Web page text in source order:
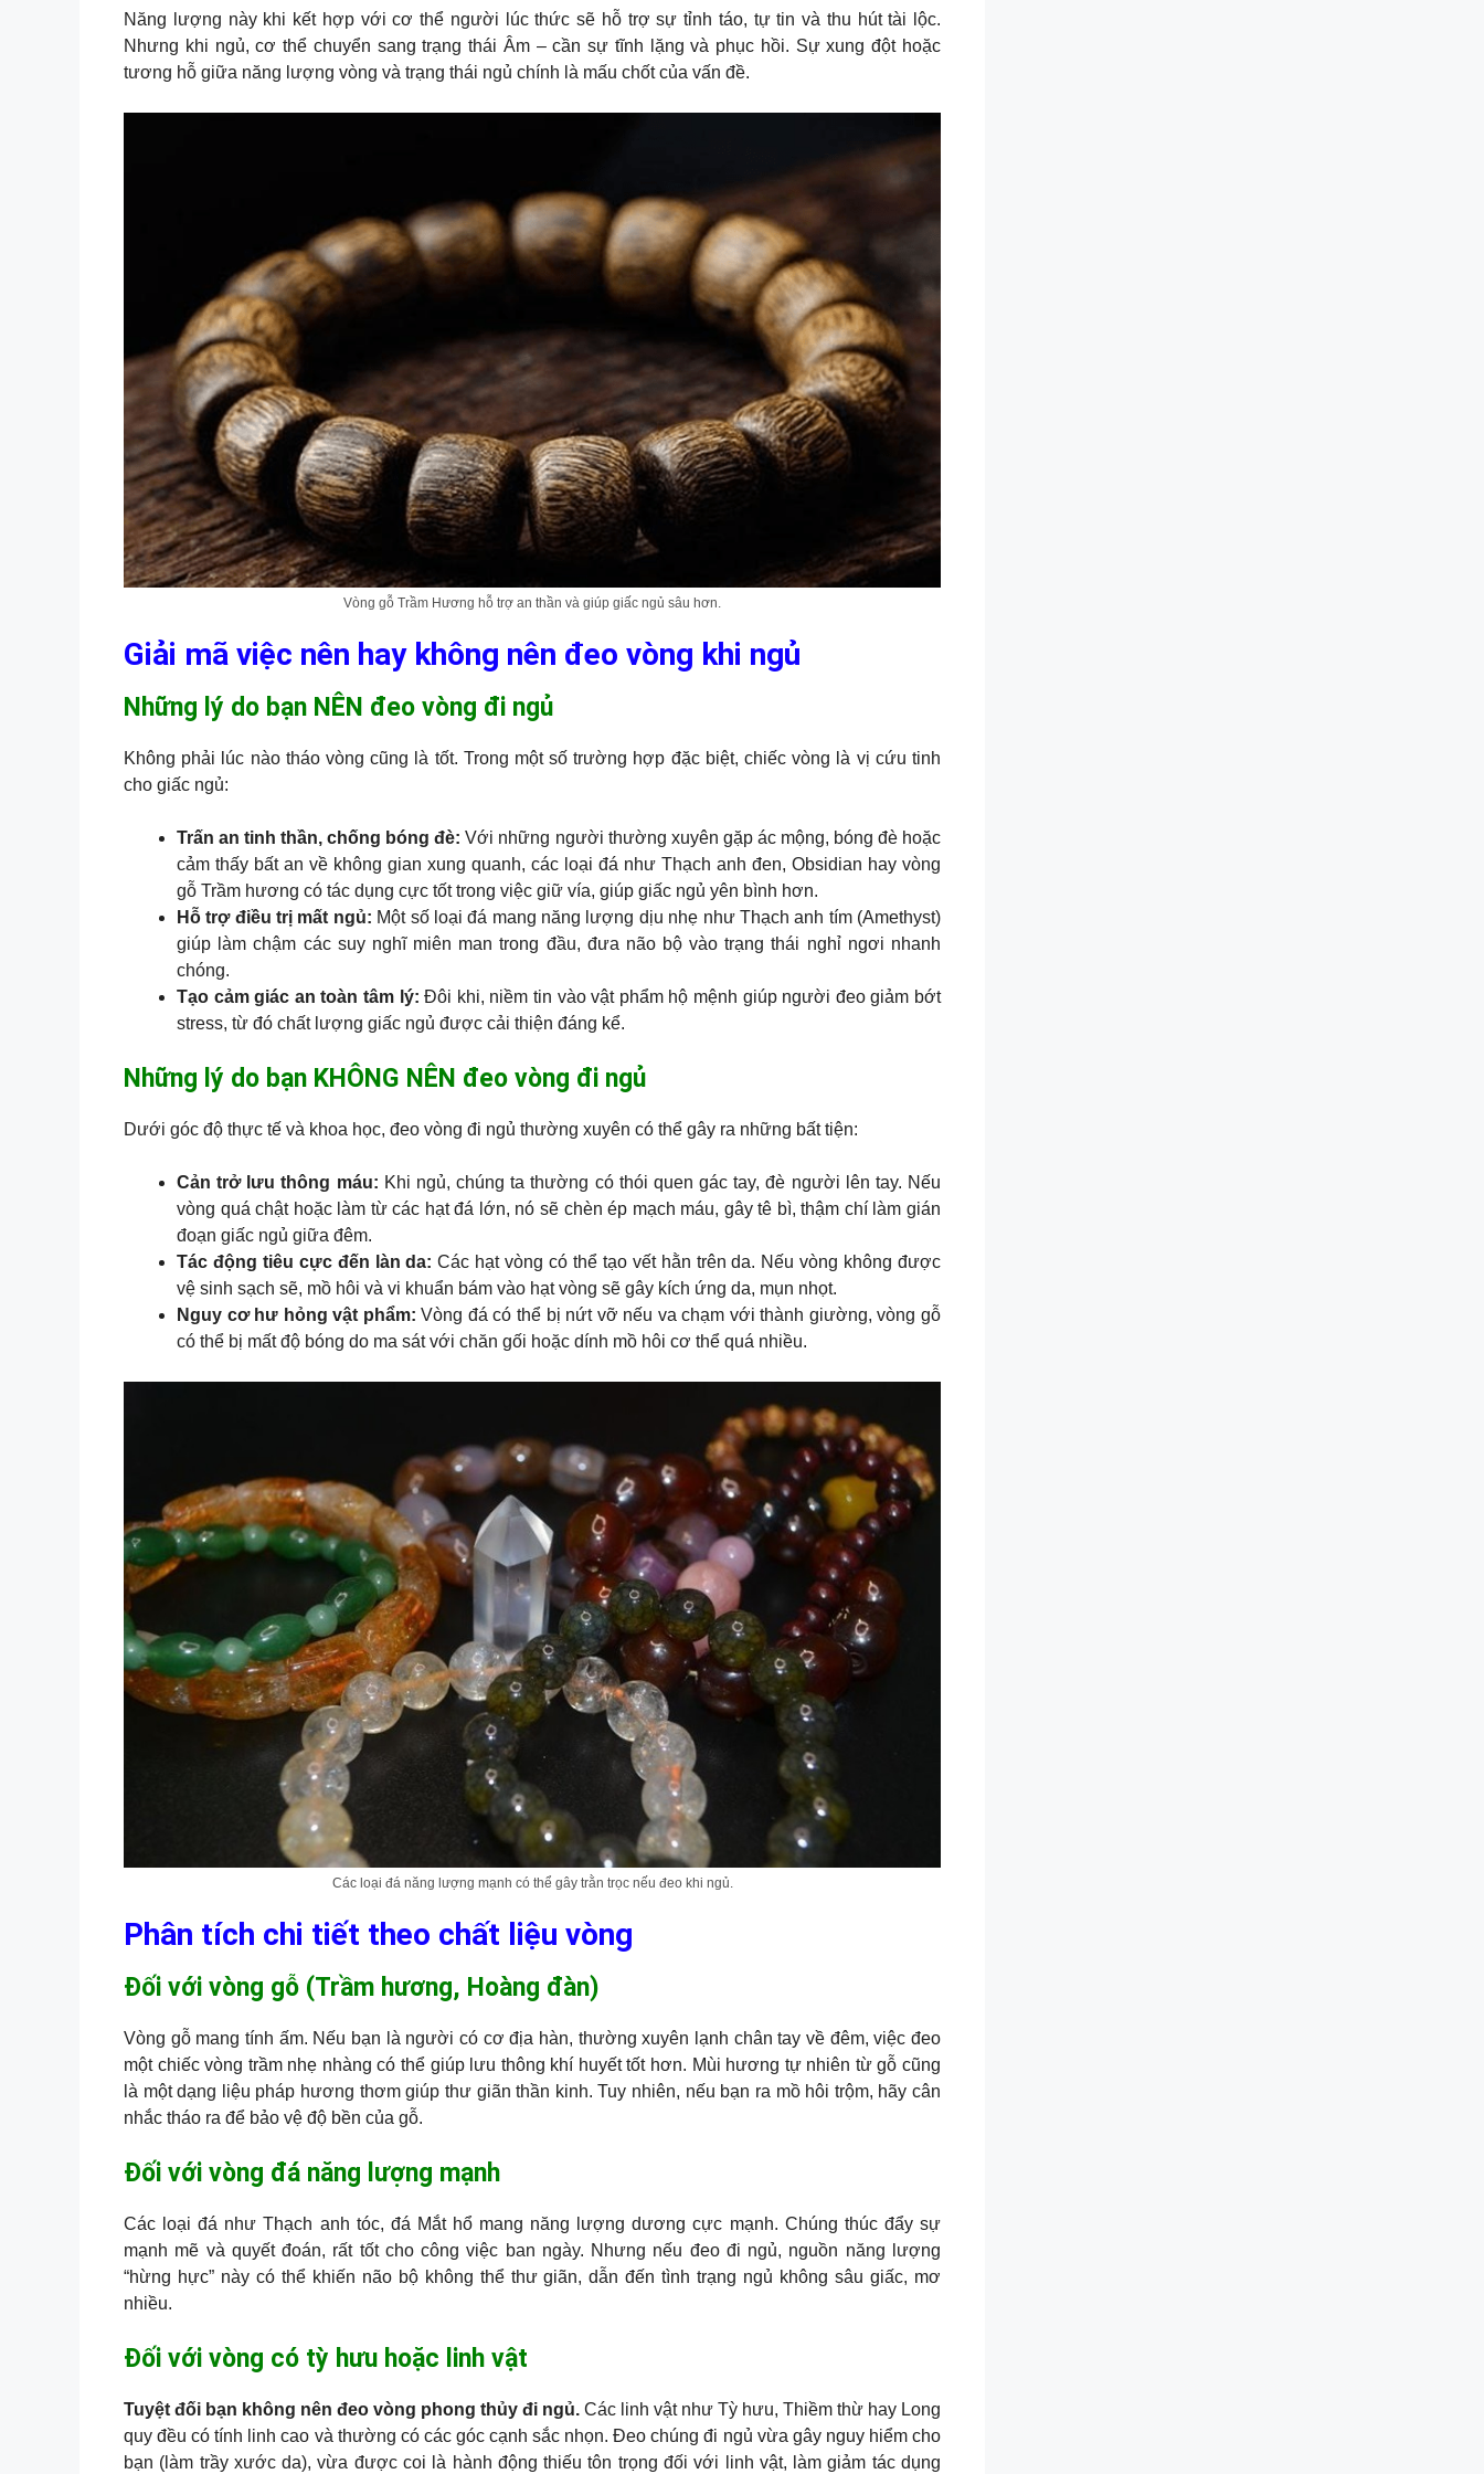
Năng lượng này khi kết hợp với cơ thể người lúc thức sẽ hỗ trợ sự tỉnh táo, tự tin và thu hút tài lộc.
Nhưng khi ngủ, cơ thể chuyển sang trạng thái Âm – cần sự tĩnh lặng và phục hồi. Sự xung đột hoặc
tương hỗ giữa năng lượng vòng và trạng thái ngủ chính là mấu chốt của vấn đề.
Vòng gỗ Trầm Hương hỗ trợ an thần và giúp giấc ngủ sâu hơn.
Giải mã việc nên hay không nên đeo vòng khi ngủ
Những lý do bạn NÊN đeo vòng đi ngủ
Không phải lúc nào tháo vòng cũng là tốt. Trong một số trường hợp đặc biệt, chiếc vòng là vị cứu tinh
cho giấc ngủ:
Trấn an tinh thần, chống bóng đè: Với những người thường xuyên gặp ác mộng, bóng đè hoặc
cảm thấy bất an về không gian xung quanh, các loại đá như Thạch anh đen, Obsidian hay vòng
gỗ Trầm hương có tác dụng cực tốt trong việc giữ vía, giúp giấc ngủ yên bình hơn.
Hỗ trợ điều trị mất ngủ: Một số loại đá mang năng lượng dịu nhẹ như Thạch anh tím (Amethyst)
giúp làm chậm các suy nghĩ miên man trong đầu, đưa não bộ vào trạng thái nghỉ ngơi nhanh
chóng.
Tạo cảm giác an toàn tâm lý: Đôi khi, niềm tin vào vật phẩm hộ mệnh giúp người đeo giảm bớt
stress, từ đó chất lượng giấc ngủ được cải thiện đáng kể.
Những lý do bạn KHÔNG NÊN đeo vòng đi ngủ
Dưới góc độ thực tế và khoa học, đeo vòng đi ngủ thường xuyên có thể gây ra những bất tiện:
Cản trở lưu thông máu: Khi ngủ, chúng ta thường có thói quen gác tay, đè người lên tay. Nếu
vòng quá chật hoặc làm từ các hạt đá lớn, nó sẽ chèn ép mạch máu, gây tê bì, thậm chí làm gián
đoạn giấc ngủ giữa đêm.
Tác động tiêu cực đến làn da: Các hạt vòng có thể tạo vết hằn trên da. Nếu vòng không được
vệ sinh sạch sẽ, mồ hôi và vi khuẩn bám vào hạt vòng sẽ gây kích ứng da, mụn nhọt.
Nguy cơ hư hỏng vật phẩm: Vòng đá có thể bị nứt vỡ nếu va chạm với thành giường, vòng gỗ
có thể bị mất độ bóng do ma sát với chăn gối hoặc dính mồ hôi cơ thể quá nhiều.
Các loại đá năng lượng mạnh có thể gây trằn trọc nếu đeo khi ngủ.
Phân tích chi tiết theo chất liệu vòng
Đối với vòng gỗ (Trầm hương, Hoàng đàn)
Vòng gỗ mang tính ấm. Nếu bạn là người có cơ địa hàn, thường xuyên lạnh chân tay về đêm, việc đeo
một chiếc vòng trầm nhẹ nhàng có thể giúp lưu thông khí huyết tốt hơn. Mùi hương tự nhiên từ gỗ cũng
là một dạng liệu pháp hương thơm giúp thư giãn thần kinh. Tuy nhiên, nếu bạn ra mồ hôi trộm, hãy cân
nhắc tháo ra để bảo vệ độ bền của gỗ.
Đối với vòng đá năng lượng mạnh
Các loại đá như Thạch anh tóc, đá Mắt hổ mang năng lượng dương cực mạnh. Chúng thúc đẩy sự
mạnh mẽ và quyết đoán, rất tốt cho công việc ban ngày. Nhưng nếu đeo đi ngủ, nguồn năng lượng
“hừng hực” này có thể khiến não bộ không thể thư giãn, dẫn đến tình trạng ngủ không sâu giấc, mơ
nhiều.
Đối với vòng có tỳ hưu hoặc linh vật
Tuyệt đối bạn không nên đeo vòng phong thủy đi ngủ. Các linh vật như Tỳ hưu, Thiềm thừ hay Long
quy đều có tính linh cao và thường có các góc cạnh sắc nhọn. Đeo chúng đi ngủ vừa gây nguy hiểm cho
bạn (làm trầy xước da), vừa được coi là hành động thiếu tôn trọng đối với linh vật, làm giảm tác dụng